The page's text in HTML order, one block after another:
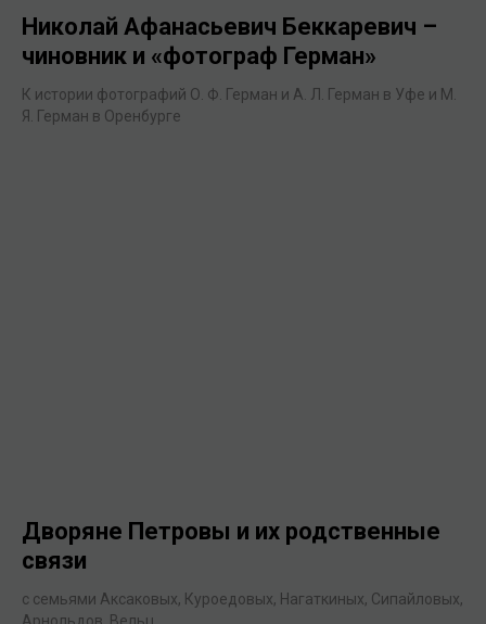
Николай Афанасьевич Беккаревич –
чиновник и «фотограф Герман»
К истории фотографий О. Ф. Герман и А. Л. Герман в Уфе и М.
Я. Герман в Оренбурге
Дворяне Петровы и их родственные
связи
с семьями Аксаковых, Куроедовых, Нагаткиных, Сипайловых,
Арнольдов, Вельц